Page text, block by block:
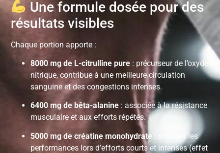
Une formule dosée pour des
résultats visibles
Chaque portion apporte :
8000 mg de L-citrulline pure : précurseur de l’oxyde
nitrique, contribue à une meilleure circulation
sanguine et des congestions intenses.
6400 mg de bêta-alanine : associée à la résistance
musculaire et aux efforts répétés.
5000 mg de créatine monohydrate : soutient les
performances lors d’efforts courts et intenses (effet